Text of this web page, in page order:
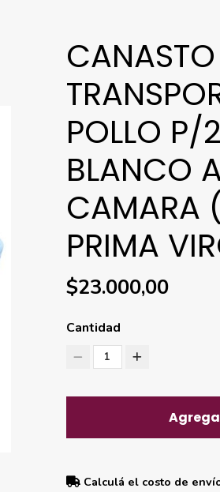
CANASTO
POLLO P/
BLANCO
CAMARA
PRIMA
$23.000,00
Cantidad
1
Calculá el costo de